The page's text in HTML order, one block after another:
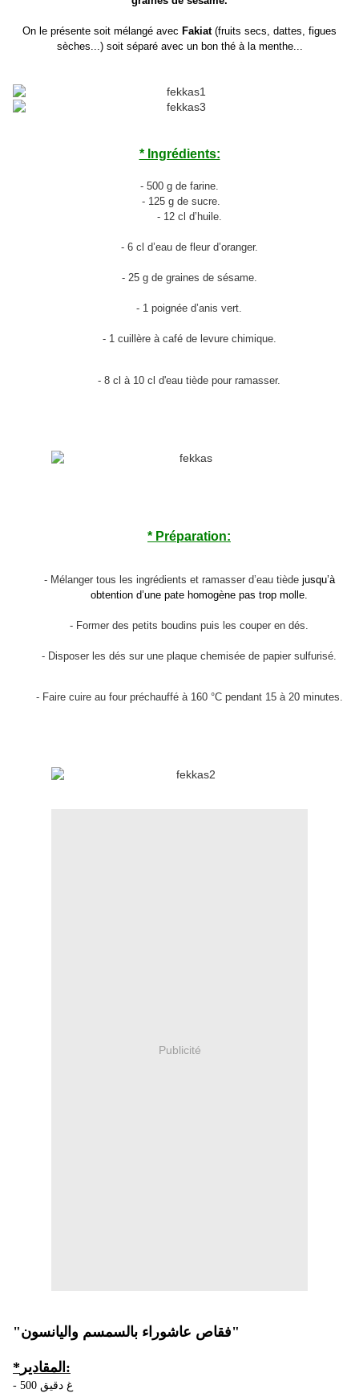
On le présente soit mélangé avec Fakiat(fruits secs, dattes, figues
sèches...) soit séparé avec un bon thé à la menthe...
* Ingrédients:
- 500 g de farine.
- 125 g de sucre.
- 12 cl d’huile.
- 6 cl d’eau de fleur d’oranger.
- 25 g de graines de sésame.
- 1 poignée d’anis vert.
- 1 cuillère à café de levure chimique.
- 8 cl à 10 cl d'eau tiède pour ramasser.
* Préparation:
- Mélanger tous les ingrédients et ramasser d’eau tiède jusqu’à
obtention d’une pate homogène pas trop molle.
- Former des petits boudins puis les couper en dés.
- Disposer les dés sur une plaque chemisée de papier sulfurisé.
- Faire cuire au four préchauffé à 160 °C pendant 15 à 20 minutes.
Publicité
"فقاص عاشوراء بالسمسم واليانسون"
*المقادير:
- 500 غ دقيق